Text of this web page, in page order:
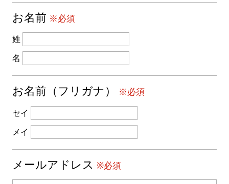
お名前 ※必須
姓
名
お名前（フリガナ） ※必須
セイ
メイ
メールアドレス ※必須